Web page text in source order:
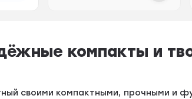
компакты и
своими компактными, прочными и